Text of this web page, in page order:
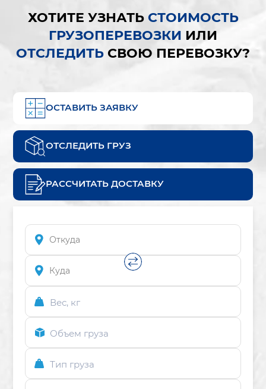
ХОТИТЕ УЗНАТЬ СТОИМОСТЬ
ГРУЗОПЕРЕВОЗКИ ИЛИ
ОТСЛЕДИТЬ СВОЮ ПЕРЕВОЗКУ?
ОСТАВИТЬ ЗАЯВКУ
ОТСЛЕДИТЬ ГРУЗ
РАССЧИТАТЬ ДОСТАВКУ
Вес, кг
Объем груза
Тип груза